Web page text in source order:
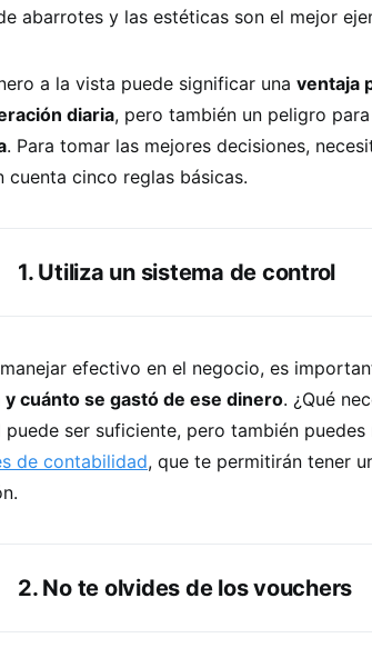
abarrotes y las estéticas son el mejor
a la vista puede significar una ventaja
diaria, pero también un peligro
. Para tomar las mejores decisiones,
cuenta cinco reglas básicas.
1. Utiliza un sistema de control
efectivo en el negocio, es
y cuánto se gastó de ese dinero. ¿Qué
puede ser suficiente, pero también
de contabilidad, que te permitirán tener
2. No te olvides de los vouchers